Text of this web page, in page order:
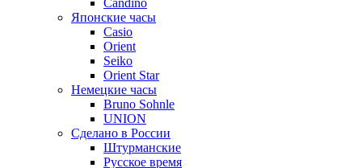
Candino
Японские часы
Casio
Orient
Seiko
Orient Star
Немецкие часы
Bruno Sohnle
UNION
Сделано в России
Штурманские
Русское время